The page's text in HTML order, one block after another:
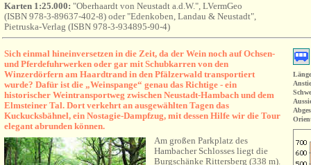
Karten 1:25.000: "Oberhaardt von Neustadt a.d.W.", LVermGeo
(ISBN 978-3-89637-402-8) oder "Edenkoben, Landau & Neustadt",
Pietruska-Verlag (ISBN 978-3-934895-90-4)
Sich einmal hineinversetzen in die Zeit, da der Wein noch auf Ochsen-
und Pferdefuhrwerken oder gar mit Schubkarren von den
Winzerdörfern am Haardtrand in den Pfälzerwald transportiert
wurde? Dafür ist die „Weinspange“ genau das Richtige - ein
historischer Weintransportweg zwischen Neustadt-Hambach und dem
Elmsteiner Tal. Dort verkehrt an ausgewählten Tagen das
Kuckucksbähnel, ein Nostagie-Dampfzug, mit dessen Hilfe wir die Tour
elegant abrunden können.
Am großen Parkplatz des
Hambacher Schlosses liegt die
Burgschänke Rittersberg (338 m).